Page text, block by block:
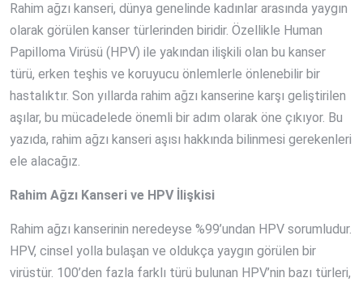
Rahim ağzı kanseri, dünya genelinde kadınlar arasında yaygın
olarak görülen kanser türlerinden biridir. Özellikle Human
Papilloma Virüsü (HPV) ile yakından ilişkili olan bu kanser
türü, erken teşhis ve koruyucu önlemlerle önlenebilir bir
hastalıktır. Son yıllarda rahim ağzı kanserine karşı geliştirilen
aşılar, bu mücadelede önemli bir adım olarak öne çıkıyor. Bu
yazıda, rahim ağzı kanseri aşısı hakkında bilinmesi gerekenleri
ele alacağız.
Rahim Ağzı Kanseri ve HPV İlişkisi
Rahim ağzı kanserinin neredeyse %99’undan HPV sorumludur.
HPV, cinsel yolla bulaşan ve oldukça yaygın görülen bir
virüstür. 100’den fazla farklı türü bulunan HPV’nin bazı türleri,